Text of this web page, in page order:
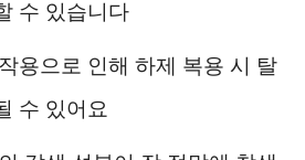
수 있습니다
용으로 인해 하제 복용 시 탈
수 있어요